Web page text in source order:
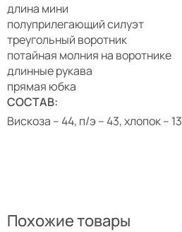
длина мини
полуприлегающий силуэт
треугольный воротник
потайная молния на воротнике
длинные рукава
прямая юбка
СОСТАВ:
Вискоза – 44, п/э – 43, хлопок – 13
Похожие товары